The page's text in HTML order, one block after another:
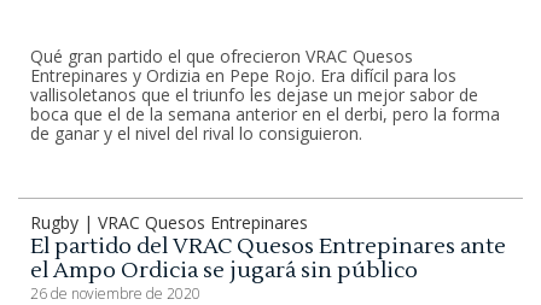
Qué gran partido el que ofrecieron VRAC Quesos
Entrepinares y Ordizia en Pepe Rojo. Era difícil para los
vallisoletanos que el triunfo les dejase un mejor sabor de
boca que el de la semana anterior en el derbi, pero la forma
de ganar y el nivel del rival lo consiguieron.
Rugby | VRAC Quesos Entrepinares
El partido del VRAC Quesos Entrepinares ante
el Ampo Ordicia se jugará sin público
26 de noviembre de 2020